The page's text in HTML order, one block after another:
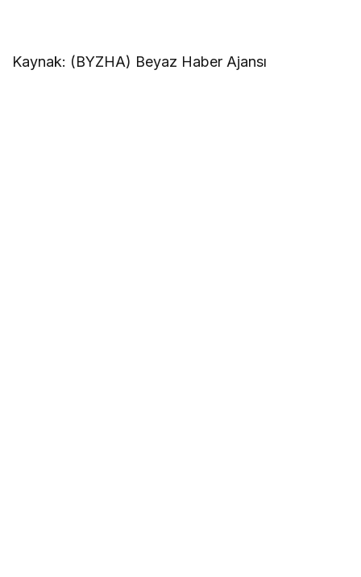
Kaynak: (BYZHA) Beyaz Haber Ajansı